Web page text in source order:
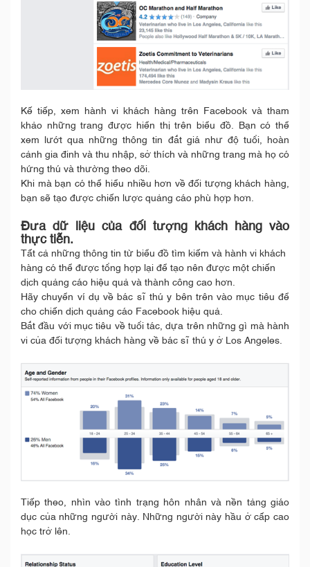
Kế tiếp, xem hành vi khách hàng trên Facebook và tham
khảo những trang được hiển thị trên biểu đồ. Bạn có thể
xem lướt qua những thông tin đắt giá như độ tuổi, hoàn
cảnh gia đinh và thu nhập, sở thích và những trang mà họ có
hứng thú và thường theo dõi.
Khi mà bạn có thể hiểu nhiều hơn về đối tượng khách hàng,
bạn sẽ tạo được chiến lược quảng cáo phù hợp hơn.
Đưa dữ liệu của đối tượng khách hàng vào
thực tiễn.
Tất cả những thông tin từ biểu đồ tìm kiếm và hành vi khách
hàng có thể được tổng hợp lại để tạo nên được một chiến
dịch quảng cáo hiệu quả và thành công cao hơn.
Hãy chuyển ví dụ về bác sĩ thú y bên trên vào mục tiêu để
cho chiến dịch quảng cáo Facebook hiệu quả.
Bắt đầu với mục tiêu về tuổi tác, dựa trên những gì mà hành
vi của đối tượng khách hàng về bác sĩ thú y ở Los Angeles.
Tiếp theo, nhìn vào tình trạng hôn nhân và nền tảng giáo
dục của những người này. Những người này hầu ở cấp cao
học trở lên.